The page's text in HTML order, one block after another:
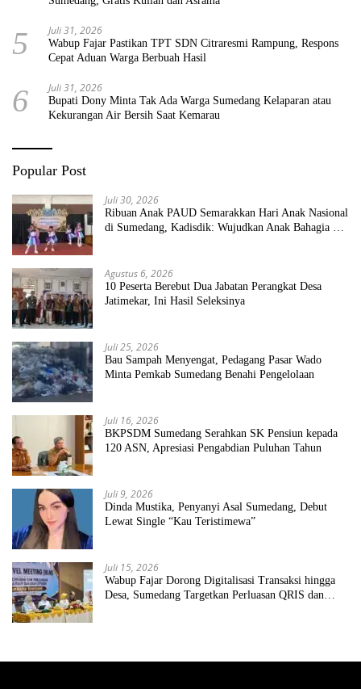
5 Juli 31, 2026
Wabup Fajar Pastikan TPT SDN Citraresmi Rampung, Respons
Cepat Aduan Warga Berbuah Hasil
6 Juli 31, 2026
Bupati Dony Minta Tak Ada Warga Sumedang Kelaparan atau
Kekurangan Air Bersih Saat Kemarau
Popular Post
Juli 30, 2026
Ribuan Anak PAUD Semarakkan Hari Anak Nasional
di Sumedang, Kadisdik: Wujudkan Anak Bahagia dan
Agustus 6, 2026
10 Peserta Berebut Dua Jabatan Perangkat Desa
Jatimekar, Ini Hasil Seleksinya
Juli 25, 2026
Bau Sampah Menyengat, Pedagang Pasar Wado
Minta Pemkab Sumedang Benahi Pengelolaan
Juli 16, 2026
BKPSDM Sumedang Serahkan SK Pensiun kepada
120 ASN, Apresiasi Pengabdian Puluhan Tahun
Juli 9, 2026
Dinda Mustika, Penyanyi Asal Sumedang, Debut
Lewat Single “Kau Teristimewa”
Juli 15, 2026
Wabup Fajar Dorong Digitalisasi Transaksi hingga
Desa, Sumedang Targetkan Perluasan QRIS dan